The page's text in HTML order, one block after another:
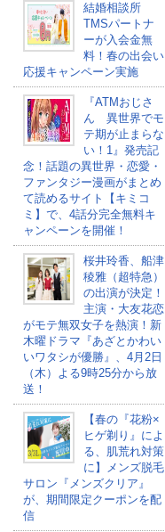
結婚相談所
TMSパートナ
ーが入会金無
料！春の出会い
応援キャンペーン実施
『ATMおじさ
ん 異世界でモ
テ期が止まらな
い！1』発売記
念！話題の異世界・恋愛・
ファンタジー漫画がまとめ
て読めるサイト【キミコ
ミ】で、4話分完全無料キ
ャンペーンを開催！
桜井玲香、船津
稜雅（超特急）
の出演が決定！
主演・大友花恋
がモテ無双女子を熱演！新
木曜ドラマ『あざとかわい
いワタシが優勝』、4月2日
（木）よる9時25分から放
送！
【春の『花粉×
ヒゲ剃り』によ
る、肌荒れ対策
に】メンズ脱毛
サロン『メンズクリア』
が、期間限定クーポンを配
信